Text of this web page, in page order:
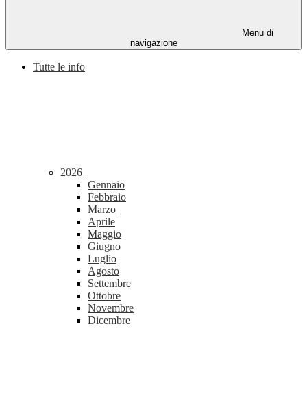
Menu di
navigazione
Tutte le info
2026
Gennaio
Febbraio
Marzo
Aprile
Maggio
Giugno
Luglio
Agosto
Settembre
Ottobre
Novembre
Dicembre